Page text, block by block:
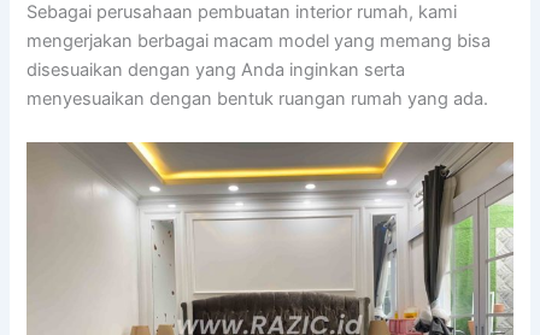
Sebagai perusahaan pembuatan interior rumah, kami
mengerjakan berbagai macam model yang memang bisa
disesuaikan dengan yang Anda inginkan serta
menyesuaikan dengan bentuk ruangan rumah yang ada.